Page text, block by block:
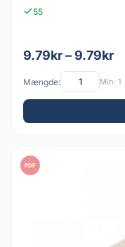
55
9.79kr – 9.79kr
Mængde: Min: 1
PDF